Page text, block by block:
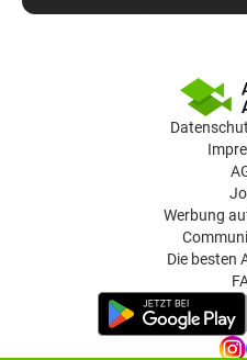
Werbung
Die besten